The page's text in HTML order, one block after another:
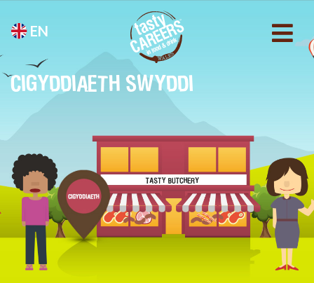
EN
CIGYDDIAETH SWYDDI